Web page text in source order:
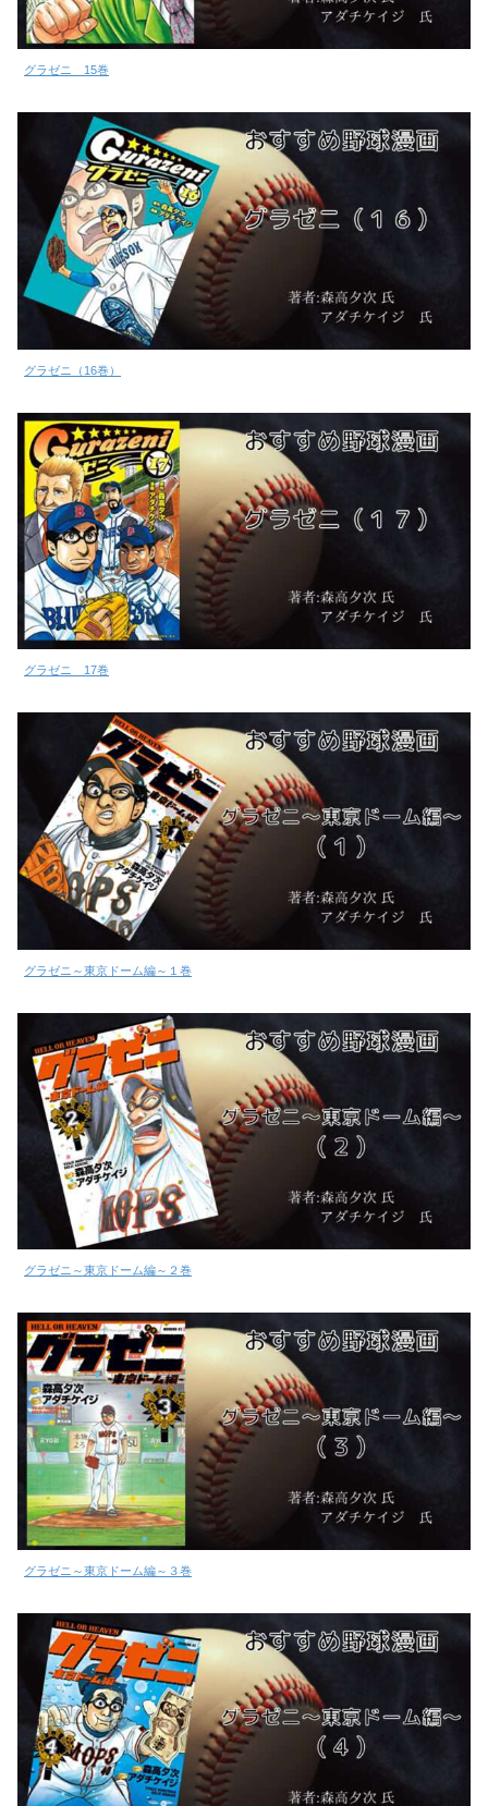
グラゼニ 15巻
グラゼニ（16巻）
グラゼニ 17巻
グラゼニ～東京ドーム編～１巻
グラゼニ～東京ドーム編～２巻
グラゼニ～東京ドーム編～３巻